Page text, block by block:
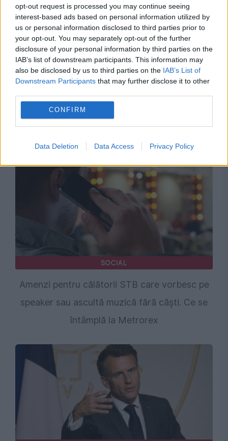
opt-out request is processed you may continue seeing
interest-based ads based on personal information utilized by
us or personal information disclosed to third parties prior to
your opt-out. You may separately opt-out of the further
disclosure of your personal information by third parties on the
IAB’s list of downstream participants. This information may
also be disclosed by us to third parties on the IAB’s List of
Downstream Participants that may further disclose it to other
CONFIRM
Data Deletion Data Access Privacy Policy
INTERNATIONAL
Unde să mergi în vacanță după 15 august.
SOCIAL
Amenzi pentru călătorii STB care vorbesc pe
speaker sau ascultă muzică fără căști. Ce se
întâmplă la Metrorex